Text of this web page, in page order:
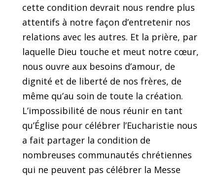
cette condition devrait nous rendre plus
attentifs à notre façon d’entretenir nos
relations avec les autres. Et la prière, par
laquelle Dieu touche et meut notre cœur,
nous ouvre aux besoins d’amour, de
dignité et de liberté de nos frères, de
même qu’au soin de toute la création.
L’impossibilité de nous réunir en tant
qu’Église pour célébrer l’Eucharistie nous
a fait partager la condition de
nombreuses communautés chrétiennes
qui ne peuvent pas célébrer la Messe